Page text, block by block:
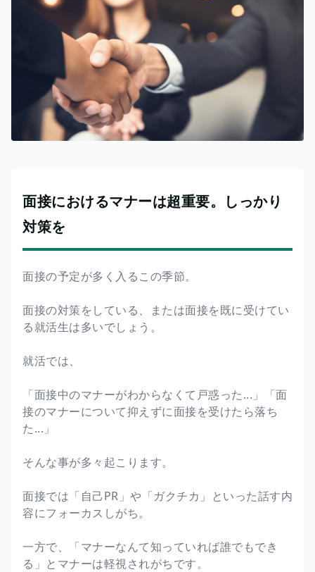
面接におけるマナーは超重要。しっかり
対策を
面接の予定が多く入るこの季節。
面接の対策をしている、または面接を既に受けてい
る就活生は多いでしょう。
就活では、
「面接中のマナーがわからなくて戸惑った...」「面
接のマナーについて抑えずに面接を受けたら落ち
た...」
そんな事が多々起こります。
面接では「自己PR」や「ガクチカ」といった話す内
容にフォーカスしがち。
一方で、「マナーなんて知っていれば誰でもでき
る」とマナーは軽視されがちです。